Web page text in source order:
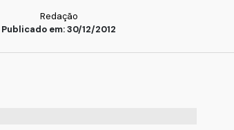
Redação
Publicado em: 30/12/2012